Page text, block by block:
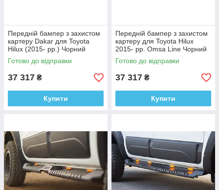
Передній бампер з захистом
картеру Dakar для Toyota
Hilux (2015- рр.) Чорний
метал
Готово до відправки
37 317 ₴
Купити
Передній бампер з захистом
картеру для Toyota Hilux
2015- рр. Omsa Line Чорний
метал
Готово до відправки
37 317 ₴
Купити